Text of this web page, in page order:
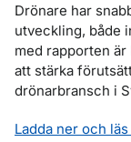
Drönare har
utveckling, både
med rapporten
att stärka
drönarbransch i
Ladda ner och